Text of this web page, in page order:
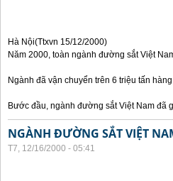
Hà Nội(Ttxvn 15/12/2000)
Năm 2000, toàn ngành đường sắt Việt
Ngành đã vận chuyển trên 6 triệu tấn
Bước đầu, ngành đường sắt Việt Nam đã
NGÀNH ĐƯỜNG SẮT VIỆT
T7, 12/16/2000 - 05:41